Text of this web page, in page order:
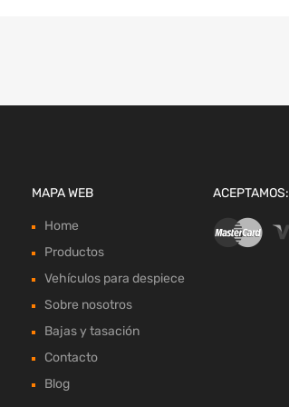
MAPA WEB
Home
Productos
Vehículos para despiece
Sobre nosotros
Bajas y tasación
Contacto
Blog
ACEPTAMOS: